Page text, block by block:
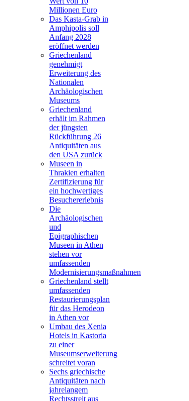
Millionen Euro
Das Kasta-Grab in
Amphipolis soll
Anfang 2028
eröffnet werden
Griechenland
genehmigt
Erweiterung des
Nationalen
Archäologischen
Museums
Griechenland
erhält im Rahmen
der jüngsten
Rückführung 26
Antiquitäten aus
den USA zurück
Museen in
Thrakien erhalten
Zertifizierung für
ein hochwertiges
Besuchererlebnis
Die
Archäologischen
und
Epigraphischen
Museen in Athen
stehen vor
umfassenden
Modernisierungsmaßnahmen
Griechenland stellt
umfassenden
Restaurierungsplan
für das Herodeon
in Athen vor
Umbau des Xenia
Hotels in Kastoria
zu einer
Museumserweiterung
schreitet voran
Sechs griechische
Antiquitäten nach
jahrelangem
Rechtsstreit aus